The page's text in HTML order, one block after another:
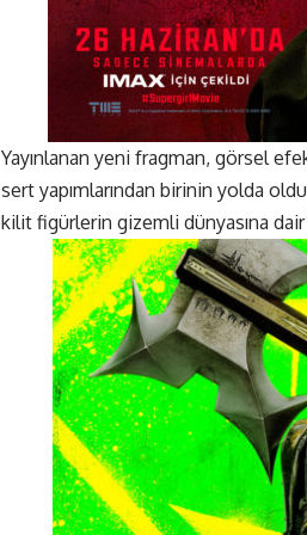
Yayınlanan yeni fragman, görsel
sert yapımlarından birinin yolda
kilit figürlerin gizemli dünyasına